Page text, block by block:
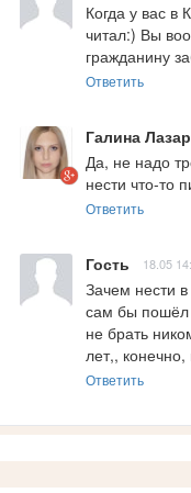
Когда у вас в
читал:) Вы
гражданину
Ответить
Галина
Да, не надо
нести что-то
Ответить
Гость 18.05
Зачем нести
сам бы пошёл
не брать
лет,, конечно,
Ответить